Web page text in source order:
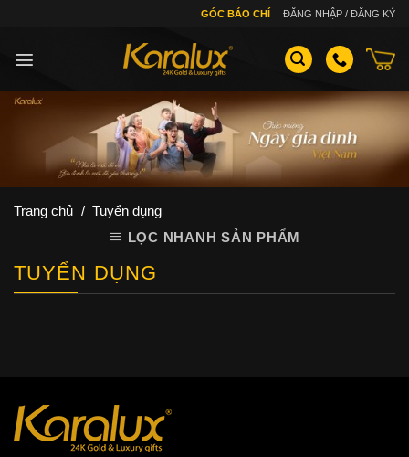
GÓC BÁO CHÍ ĐĂNG NHẬP / ĐĂNG KÝ
Trang chủ / Tuyển dụng
LỌC NHANH SẢN PHẨM
TUYỂN DỤNG